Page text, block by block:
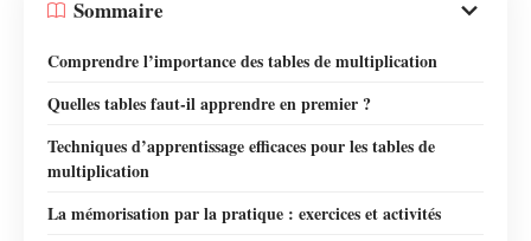
Sommaire
Comprendre l’importance des tables de multiplication
Quelles tables faut-il apprendre en premier ?
Techniques d’apprentissage efficaces pour les tables de
multiplication
La mémorisation par la pratique : exercices et activités